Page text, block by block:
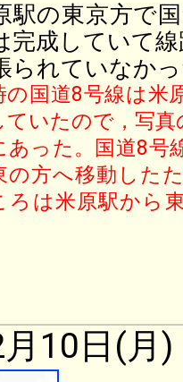
駅の東京方で
完成していて
られていなか
の国道8号線は米
ていたので，写
あった。国道8号
の方へ移動した
ろは米原駅から
10日(月)